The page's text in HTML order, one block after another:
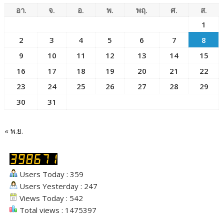
อา. จ. อ. พ. พฤ. ศ.
ส.
1
2
3 4 5 6 7
8
9
10 11 12 13 14
15
16
17 18 19 20 21
22
23
24 25 26 27 28
29
30
31
« พ.ย.
Users Today : 359
Users Yesterday : 247
Views Today : 542
Total views : 1475397